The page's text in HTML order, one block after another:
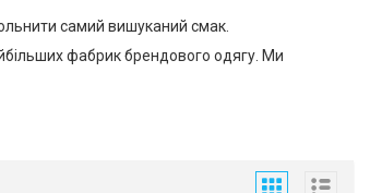
самий вишуканий смак.
фабрик брендового одягу. Ми